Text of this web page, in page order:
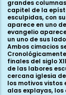
grandes
capitel de la
esculpidas, con
aparece en uno
evangelio
un uno de sus
Ambos cimacios
finales del siglo
de las labores
cercana iglesia
los motivos vistos
alas explayas,